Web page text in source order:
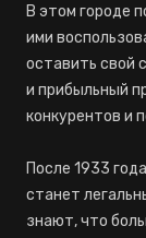
В этом городе
ими
оставить свой
и прибыльный
конкурентов и
После 1933
станет
знают, что